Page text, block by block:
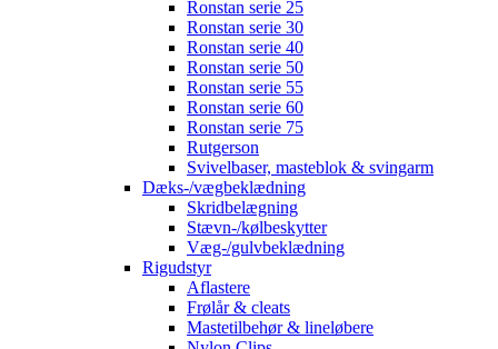
Ronstan serie 25
Ronstan serie 30
Ronstan serie 40
Ronstan serie 50
Ronstan serie 55
Ronstan serie 60
Ronstan serie 75
Rutgerson
Svivelbaser, masteblok & svingarm
Dæks-/vægbeklædning
Skridbelægning
Stævn-/kølbeskytter
Væg-/gulvbeklædning
Rigudstyr
Aflastere
Frølår & cleats
Mastetilbehør & lineløbere